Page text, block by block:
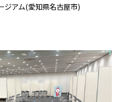
ジアム(愛知県名古屋市)